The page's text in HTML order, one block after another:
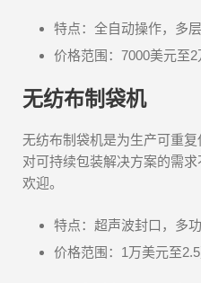
特点：全自动操作，多
价格范围：7000美元至2
无纺布制袋机
无纺布制袋机是为生产可重
对可持续包装解决方案的需
欢迎。
特点：超声波封口，多
价格范围：1万美元至2.5